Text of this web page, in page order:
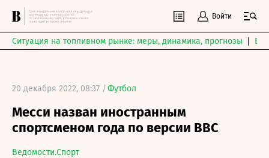
Войти
Ситуация на топливном рынке: меры, динамика, прогнозы
20 декабря 2022, 08:37 /Футбол
Месси назван иностранным
спортсменом года по версии BBC
Ведомости.Спорт